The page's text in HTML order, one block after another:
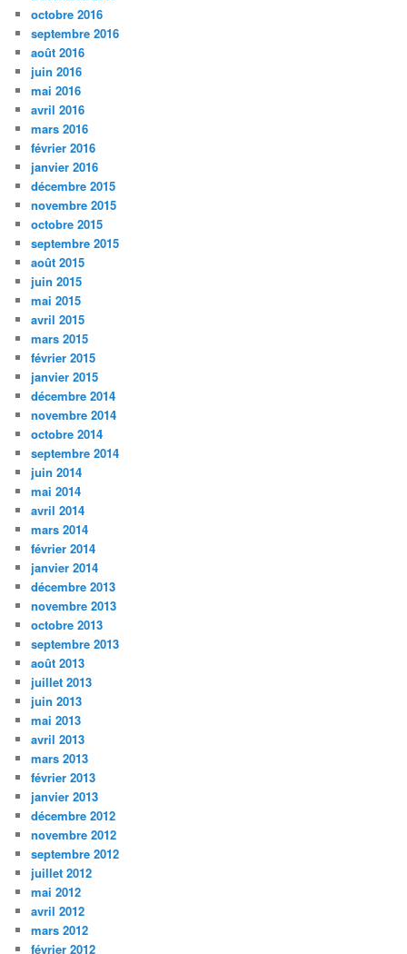
octobre 2016
septembre 2016
août 2016
juin 2016
mai 2016
avril 2016
mars 2016
février 2016
janvier 2016
décembre 2015
novembre 2015
octobre 2015
septembre 2015
août 2015
juin 2015
mai 2015
avril 2015
mars 2015
février 2015
janvier 2015
décembre 2014
novembre 2014
octobre 2014
septembre 2014
juin 2014
mai 2014
avril 2014
mars 2014
février 2014
janvier 2014
décembre 2013
novembre 2013
octobre 2013
septembre 2013
août 2013
juillet 2013
juin 2013
mai 2013
avril 2013
mars 2013
février 2013
janvier 2013
décembre 2012
novembre 2012
septembre 2012
juillet 2012
mai 2012
avril 2012
mars 2012
février 2012